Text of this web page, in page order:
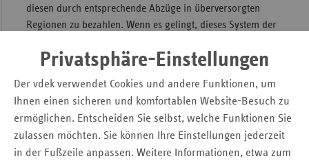
Privatsphäre-Einstellungen
Der vdek verwendet Cookies und andere Funktionen, um
Ihnen einen sicheren und komfortablen Website-Besuch zu
ermöglichen. Entscheiden Sie selbst, welche Funktionen Sie
zulassen möchten. Sie können Ihre Einstellungen jederzeit
in der Fußzeile anpassen. Weitere Informationen, etwa zum
diesen durch entsprechende Abzüge in überversorgten
Regionen zu bezahlen. Wenn es gelingt, dieses System der
wir dem Ziel, Über- und Fehlversorgung abzubauen und
Angesichts der notwendigen Umverteilungen zwischen den
Kassenärztlichen Vereinigungen (KVen) ist dies eine
innerärztliche Herausforderung, der sich die KVen aber
dringend stellen müssen – denn schließlich haben sie den
Auftrag, die medizinische Versorgung für die Patienten